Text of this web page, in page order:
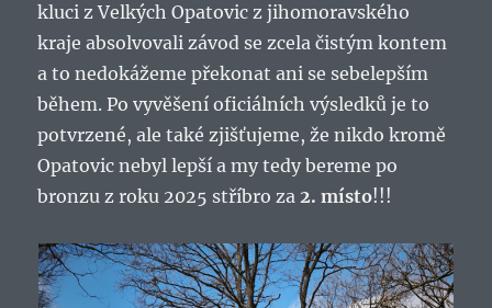
kluci z Velkých Opatovic z jihomoravského
kraje absolvovali závod se zcela čistým kontem
a to nedokážeme překonat ani se sebelepším
během. Po vyvěšení oficiálních výsledků je to
potvrzené, ale také zjišťujeme, že nikdo kromě
Opatovic nebyl lepší a my tedy bereme po
bronzu z roku 2025 stříbro za2. místo!!!